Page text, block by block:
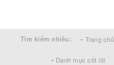
Tìm kiếm nhiều: • Trang chủ
• Danh mục cốt lõi